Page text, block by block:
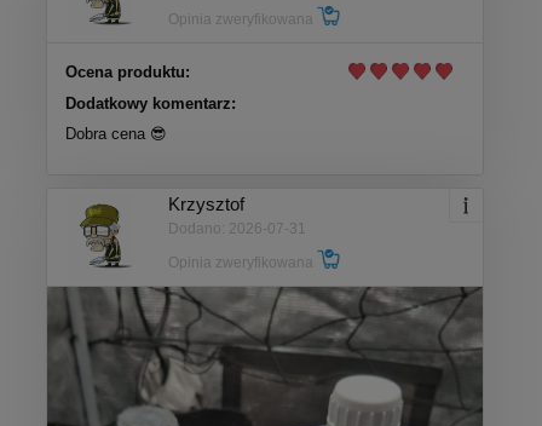
Opinia zweryfikowana
Ocena produktu:
Dodatkowy komentarz:
Dobra cena 😎
Krzysztof
Dodano: 2026-07-31
Opinia zweryfikowana